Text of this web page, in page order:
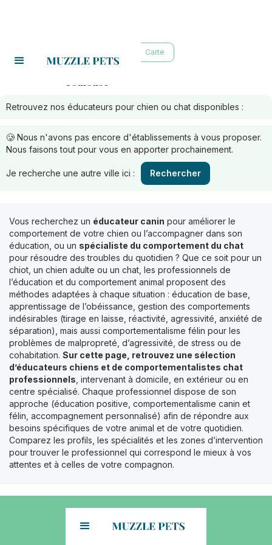
Carte
Retrouvez nos éducateurs pour chien ou chat disponibles :
🥲 Nous n'avons pas encore d'établissements à vous proposer.
Nous faisons tout pour vous en apporter prochainement.
Je recherche une autre ville ici : Rechercher
Vous recherchez un éducateur canin pour améliorer le
comportement de votre chien ou l’accompagner dans son
éducation, ou un spécialiste du comportement du chat
pour résoudre des troubles du quotidien ? Que ce soit pour un
chiot, un chien adulte ou un chat, les professionnels de
l’éducation et du comportement animal proposent des
méthodes adaptées à chaque situation : éducation de base,
apprentissage de l’obéissance, gestion des comportements
indésirables (tirage en laisse, réactivité, agressivité, anxiété de
séparation), mais aussi comportementalisme félin pour les
problèmes de malpropreté, d’agressivité, de stress ou de
cohabitation. Sur cette page, retrouvez une sélection
d’éducateurs chiens et de comportementalistes chat
professionnels , intervenant à domicile, en extérieur ou en
centre spécialisé. Chaque professionnel dispose de son
approche (éducation positive, comportementalisme canin et
félin, accompagnement personnalisé) afin de répondre aux
besoins spécifiques de votre animal et de votre quotidien.
Comparez les profils, les spécialités et les zones d’intervention
pour trouver le professionnel qui correspond le mieux à vos
attentes et à celles de votre compagnon.